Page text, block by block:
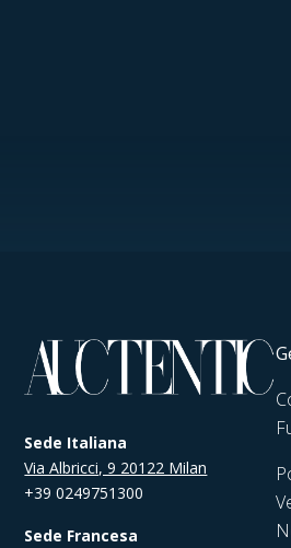
Sede Italiana
Via Albricci, 9 20122 Milan
+39 0249751300
Sede Francesa